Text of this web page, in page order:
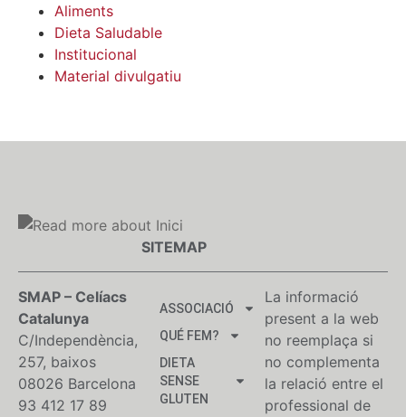
Aliments
Dieta Saludable
Institucional
Material divulgatiu
SMAP – Celíacs
Catalunya
C/Independència,
257, baixos
08026 Barcelona
93 412 17 89
SITEMAP
ASSOCIACIÓ
QUÉ FEM?
DIETA
SENSE
GLUTEN
La informació
present a la web
no reemplaça si
no complementa
la relació entre el
professional de